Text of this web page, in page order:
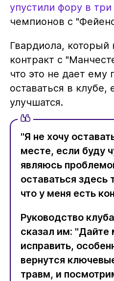
упустили фору в
чемпионов с
Гвардиола,
контракт с
что это не дает ему
оставаться в клубе,
улучшатся.
"Я не хочу
месте, если буду
являюсь
оставаться здесь
что у меня есть
Руководство
сказал им: "Дайте
исправить,
вернутся
травм, и